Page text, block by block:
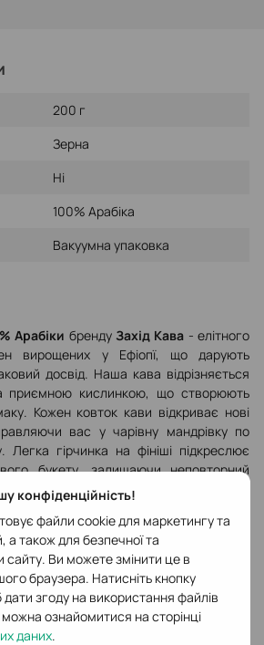
конфіденційність!
файли cookie для маркетингу та
а також для безпечної та
сайту. Ви можете змінити це в
браузера. Натисніть кнопку
згоду на використання файлів
ознайомитися на сторінці
даних.
200 г
Зерна
Ні
100% Арабіка
Вакуумна упаковка
Арабіки брендуЗахід Кава - елітного
вирощених у Ефіопї, що дарують
досвід. Наша кава відрізняється
приємною кислинкою, що створюють
Кожен ковток кави відкриває нові
вас у чарівну мандрівку по
Легка гірчинка на фініші підкреслює
букету, залишаючи неповторний
про найкращі моменти кавового
чай, шоколад, цитрусові фрукти,
перемолоти зерна кави та
допомогою кавомашини, турки,
заварювання або запарювання з